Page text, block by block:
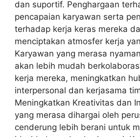
dan suportif. Penghargaan
pencapaian karyawan serta
terhadap kerja keras mereka
menciptakan atmosfer kerja
Karyawan yang merasa
akan lebih mudah
kerja mereka, meningkatkan
interpersonal dan kerjasama
Meningkatkan Kreativitas dan
yang merasa dihargai oleh
cenderung lebih berani untuk